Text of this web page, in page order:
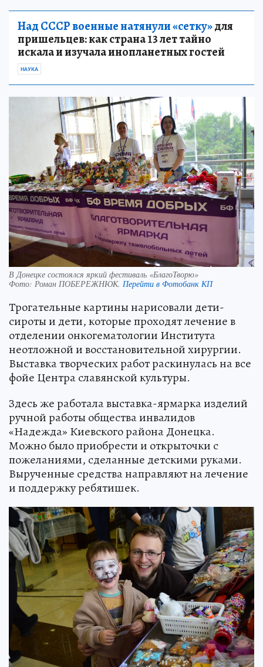
Над СССР военные натянули «сетку»для
пришельцев: как страна 13 лет тайно
искала и изучала инопланетных гостей
НАУКА
В Донецке состоялся яркий фестиваль «БлагоТворю»
Фото: Роман ПОБЕРЕЖНЮК. Перейти в Фотобанк КП
Трогательные картины нарисовали дети-
сироты и дети, которые проходят лечение в
отделении онкогематологии Института
неотложной и восстановительной хирургии.
Выставка творческих работ раскинулась на все
фойе Центра славянской культуры.
Здесь же работала выставка-ярмарка изделий
ручной работы общества инвалидов
«Надежда» Киевского района Донецка.
Можно было приобрести и открыточки с
пожеланиями, сделанные детскими руками.
Вырученные средства направляют на лечение
и поддержку ребятишек.